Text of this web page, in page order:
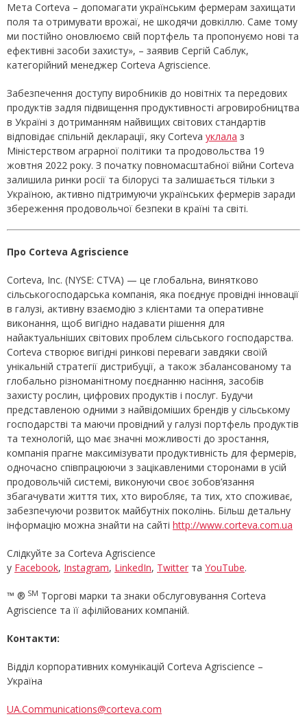
Мета Corteva – допомагати українським фермерам захищати
поля та отримувати врожаї, не шкодячи довкіллю. Саме тому
ми постійно оновлюємо свій портфель та пропонуємо нові та
ефективні засоби захисту», – заявив Сергій Саблук,
категорійний менеджер Corteva Agriscience.
Забезпечення доступу виробників до новітніх та передових
продуктів задля підвищення продуктивності агровиробництва
в Україні з дотриманням найвищих світових стандартів
відповідає спільній декларації, яку Corteva уклала з
Міністерством аграрної політики та продовольства 19
жовтня 2022 року. З початку повномасштабної війни Corteva
залишила ринки росії та білорусі та залишається тільки з
Україною, активно підтримуючи українських фермерів заради
збереження продовольчої безпеки в країні та світі.
Про Corteva Agriscience
Corteva, Inc. (NYSE: CTVA) — це глобальна, винятково
сільськогосподарська компанія, яка поєднує провідні інновації
в галузі, активну взаємодію з клієнтами та оперативне
виконання, щоб вигідно надавати рішення для
найактуальніших світових проблем сільського господарства.
Corteva створює вигідні ринкові переваги завдяки своїй
унікальній стратегії дистрибуції, а також збалансованому та
глобально різноманітному поєднанню насіння, засобів
захисту рослин, цифрових продуктів і послуг. Будучи
представленою одними з найвідоміших брендів у сільському
господарстві та маючи провідний у галузі портфель продуктів
та технологій, що має значні можливості до зростання,
компанія прагне максимізувати продуктивність для фермерів,
одночасно співпрацюючи з зацікавленими сторонами в усій
продовольчій системі, виконуючи своє зобов’язання
збагачувати життя тих, хто виробляє, та тих, хто споживає,
забезпечуючи розвиток майбутніх поколінь. Більш детальну
інформацію можна знайти на сайті http://www.corteva.com.ua
Слідкуйте за Corteva Agriscience
у Facebook, Instagram, LinkedIn, Twitter та YouTube.
™ ® SM Торгові марки та знаки обслуговування Corteva
Agriscience та її афілійованих компаній.
Контакти:
Відділ корпоративних комунікацій Corteva Agriscience –
Україна
UA.Communications@corteva.com